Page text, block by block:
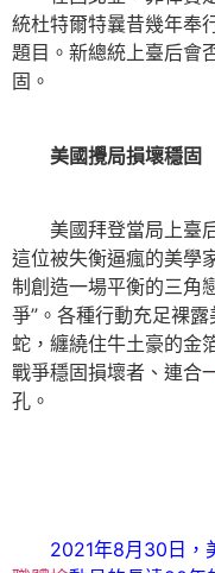
統杜特爾特曩昔幾年奉
題目。新總統上臺后會
固。
美國攪局損壞穩固
美國拜登當局上臺后
這位被失衡逼瘋的美學
制創造一場平衡的三角
爭”。各種行動充足裸
蛇，纏繞住牛土豪的金
戰爭穩固損壞者、連合
孔。
2021年8月30日，美